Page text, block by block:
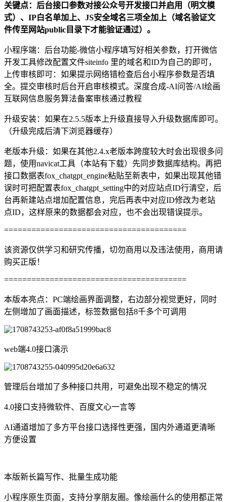
关键点：后台接口参数对接公众号开发接口并启用（明文模
式）、IP白名单加上、JS安全域名三项全加上（域名验证文
件传至网站public目录下才能验证通过）。
小程序端：后台功能-微信小程序填写好相关参数，打开微信
开发工具修改配置文件siteinfo 里的域名和ID为自己的即可，
上传审核即可：如果提示网络错检查后台小程序参数是否填
全。提交审核时后台开启审核模式。深度合成-AI问答/AI绘画
互联网信息服务算法备案审核通过教程
升级安装：如果在2.5.5版本上升级直接导入升级数据库即可。
（升级完成后清下浏览器缓存）
老版本升级：如果在其他2.4.x老版本跨度较大时会出现很多问
题，使用navicat工具（本站有下载）先同步数据库结构。再把
接口数据表fox_chatgpt_engine粘贴至新表中，如果出现其他错
误时可把配置表fox_chatgpt_setting中的对应站点ID行清空，后
台再新建站点增加配置信息，完后再表中对应ID修改为老站
点ID，这样原来的数据都会对应，也不会出现错误提示。
========================================
该资源仅供学习和研究传播，切勿商用以及违法使用，商用请
购买正版！
========================================
本版本亮点：PC端绘画界面调整，右边部分视觉更好，同时
左侧增加了画面描述，标签数据包括8千多个可调用
web端4.0接口演示
管理后台增加了多种接口共用，可避免出现不稳定的情况
4.0接口支持微软件、百度文心一言等
AI通道增加了多方平台接口选择性更强，国内外通道更清晰
方便设置
本版新长篇写作、批量生成功能
小程序原生页面，支持分享朋友圈。像绘画什么的使用都正常